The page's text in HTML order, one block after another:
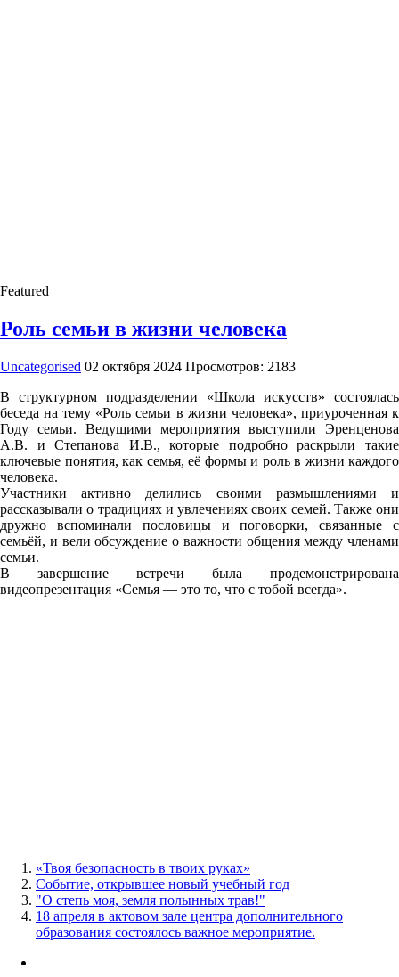
Featured
Роль семьи в жизни человека
Uncategorised 02 октября 2024 Просмотров: 2183
В структурном подразделении «Школа искусств» состоялась
беседа на тему «Роль семьи в жизни человека», приуроченная к
Году семьи. Ведущими мероприятия выступили Эренценова
А.В. и Степанова И.В., которые подробно раскрыли такие
ключевые понятия, как семья, её формы и роль в жизни каждого
человека.
Участники активно делились своими размышлениями и
рассказывали о традициях и увлечениях своих семей. Также они
дружно вспоминали пословицы и поговорки, связанные с
семьёй, и вели обсуждение о важности общения между членами
семьи.
В завершение встречи была продемонстрирована
видеопрезентация «Семья — это то, что с тобой всегда».
«Твоя безопасность в твоих руках»
Событие, открывшее новый учебный год
"О степь моя, земля полынных трав!"
18 апреля в актовом зале центра дополнительного
образования состоялось важное мероприятие.